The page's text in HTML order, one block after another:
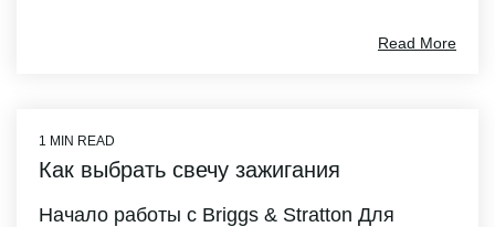
Read More
1 MIN READ
Как выбрать свечу зажигания
Начало работы с Briggs & Stratton Для